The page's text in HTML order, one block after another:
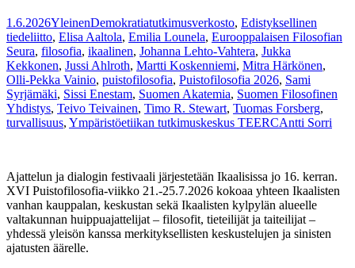
1.6.2026YleinenDemokratiatutkimusverkosto, Edistyksellinen
tiedeliitto, Elisa Aaltola, Emilia Lounela, Eurooppalaisen Filosofian
Seura, filosofia, ikaalinen, Johanna Lehto-Vahtera, Jukka
Kekkonen, Jussi Ahlroth, Martti Koskenniemi, Mitra Härkönen,
Olli-Pekka Vainio, puistofilosofia, Puistofilosofia 2026, Sami
Syrjämäki, Sissi Enestam, Suomen Akatemia, Suomen Filosofinen
Yhdistys, Teivo Teivainen, Timo R. Stewart, Tuomas Forsberg,
turvallisuus, Ympäristöetiikan tutkimuskeskus TEERCAntti Sorri
Ajattelun ja dialogin festivaali järjestetään Ikaalisissa jo 16. kerran.
XVI Puistofilosofia-viikko 21.-25.7.2026 kokoaa yhteen Ikaalisten
vanhan kauppalan, keskustan sekä Ikaalisten kylpylän alueelle
valtakunnan huippuajattelijat – filosofit, tieteilijät ja taiteilijat –
yhdessä yleisön kanssa merkityksellisten keskustelujen ja sinisten
ajatusten äärelle.